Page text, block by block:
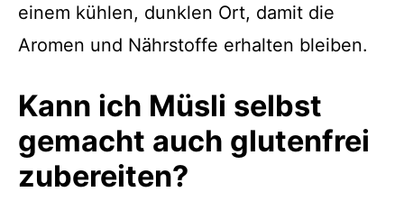
einem kühlen, dunklen Ort, damit die
Aromen und Nährstoffe erhalten bleiben.
Kann ich Müsli selbst
gemacht auch glutenfrei
zubereiten?